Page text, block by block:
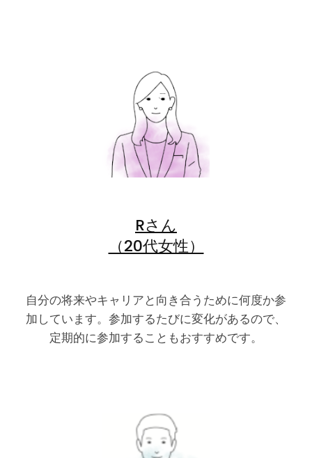
Rさん
（20代女性）
自分の将来やキャリアと向き合うために何度か参
加しています。参加するたびに変化があるので、
定期的に参加することもおすすめです。